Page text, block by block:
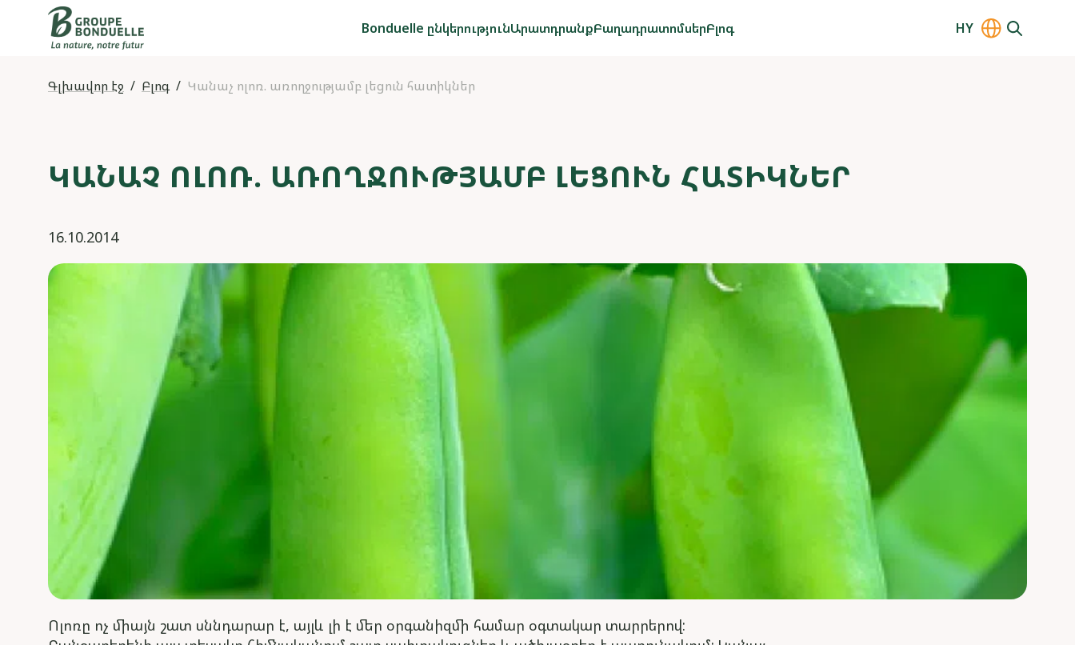
Bonduelle ընկերությունԱրատդրանքԲաղադրատոմսերԲլոգ HY
Գլխավոր էջ Բլոգ Կանաչ ոլոռ. առողջությամբ լեցուն հատիկներ
ԿԱՆԱՉ ՈԼՈՌ. ԱՌՈՂՋՈՒԹՅԱՄԲ ԼԵՑՈՒՆ ՀԱՏԻԿՆԵՐ
16.10.2014
Ոլոռը ոչ միայն շատ սննդարար է, այլև լի է մեր օրգանիզմի համար օգտակար տարրերով: